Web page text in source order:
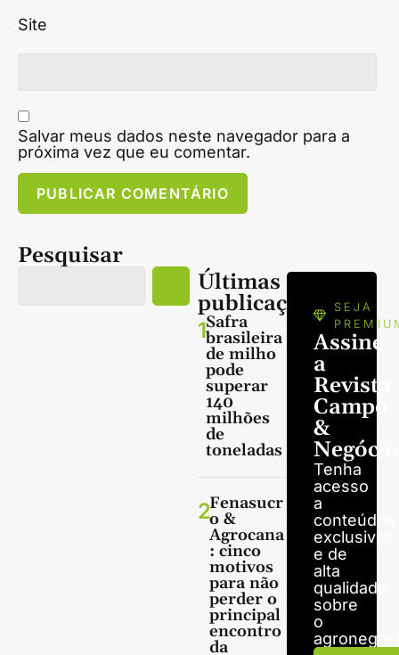
Site
Salvar meus dados neste navegador para a
próxima vez que eu comentar.
Pesquisar
Últimas
publicações
1Safra
brasileira
de milho
pode
superar
140
milhões
de
toneladas
2Fenasucr
o &
Agrocana
: cinco
motivos
para não
perder o
principal
encontro
da
SEJA
Assine
a
Revista
Campo
&
Tenha
acesso
a
conteúdos
exclusivos
e de
alta
qualidade
sobre
o